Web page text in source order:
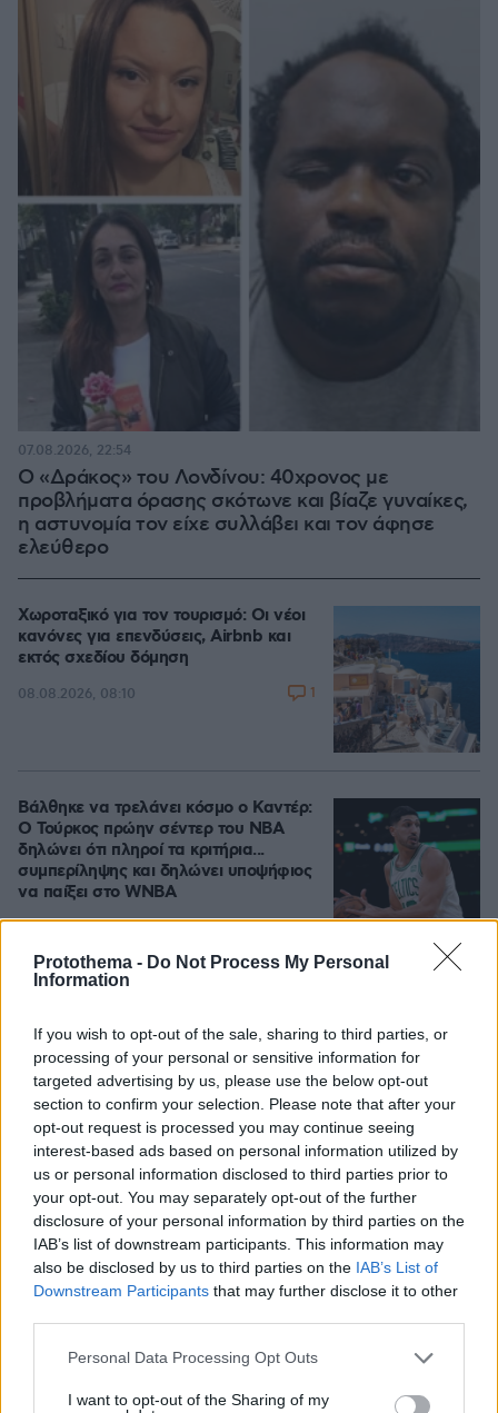
Protothema - Do Not Process My Personal
Information
If you wish to opt-out of the sale, sharing to third parties, or
processing of your personal or sensitive information for
targeted advertising by us, please use the below opt-out
section to confirm your selection. Please note that after your
opt-out request is processed you may continue seeing
interest-based ads based on personal information utilized by
us or personal information disclosed to third parties prior to
your opt-out. You may separately opt-out of the further
disclosure of your personal information by third parties on the
IAB’s list of downstream participants. This information may
also be disclosed by us to third parties on the IAB’s List of
Downstream Participants that may further disclose it to other
Please note that this website/app uses one or more Google
not limited to your visit or usage behaviour. You may click to
Personal Data Processing Opt Outs
I want to opt-out of the Sharing of my
Ο «Δράκος» του Λονδίνου: 40χρονος με
προβλήματα όρασης σκότωνε και βίαζε γυναίκες,
η αστυνομία τον είχε συλλάβει και τον άφησε
ελεύθερο
07.08.2026, 22:54
Χωροταξικό για τον τουρισμό: Οι νέοι
κανόνες για επενδύσεις, Airbnb και
εκτός σχεδίου δόμηση
08.08.2026, 08:10 1
Βάλθηκε να τρελάνει κόσμο ο Καντέρ:
Ο Τούρκος πρώην σέντερ του NBA
δηλώνει ότι πληροί τα κριτήρια...
συμπερίληψης και δηλώνει υποψήφιος
να παίξει στο WNBA
διακοπές τους στην Τουρκία, βίντεο
07.08.2026, 23:43 5
Φραντσέσκα Τόκα: Η Ιταλίδα «νύφη»
της Eurovision ποζάρει με μπικίνι και...
ολόγυμνη στην μπανιέρα της, δείτε
φωτογραφίες
07.08.2026, 20:57 42
τον Φάρο της Αλεξάνδρειας